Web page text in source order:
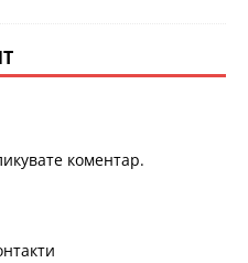
коментар.